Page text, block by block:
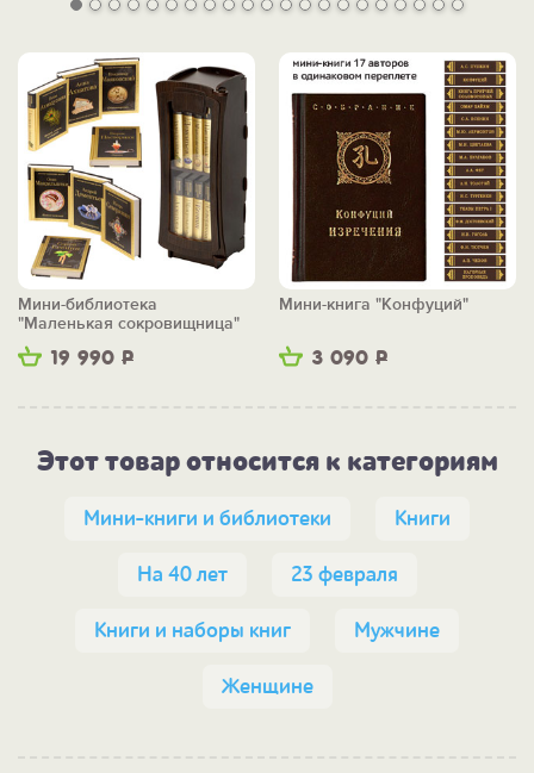
19 990 Р
Мини-библиотека
"Маленькая сокровищница"
3 090 Р
Мини-книга "Конфуций"
Этот товар относится к категориям
Мини-книги и библиотеки Книги
На 40 лет 23 февраля
Книги и наборы книг Мужчине
Женщине